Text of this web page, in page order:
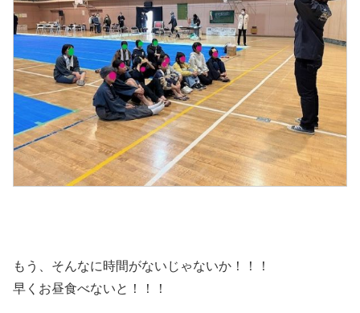
もう、そんなに時間がないじゃないか！！！
早くお昼食べないと！！！